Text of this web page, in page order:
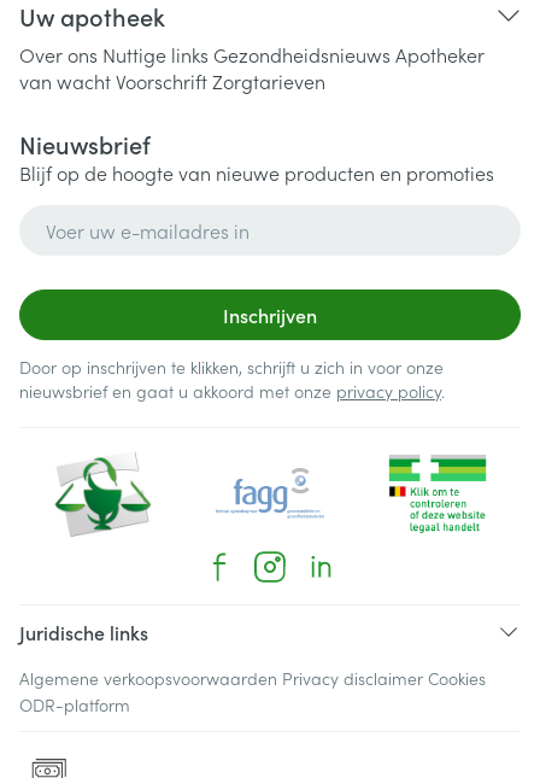
Uw apotheek
Over ons Nuttige links Gezondheidsnieuws Apotheker
van wachtVoorschriftZorgtarieven
Nieuwsbrief
Blijf op de hoogte van nieuwe producten en promoties
Inschrijven
Door op inschrijven te klikken, schrijft u zich in voor onze
nieuwsbrief en gaat u akkoord met onze privacy policy.
Juridische links
Algemene verkoopsvoorwaarden Privacy disclaimer Cookies
ODR-platform